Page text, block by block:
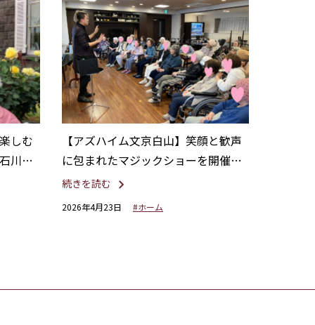
しむ
川後
【アズハイム文京白山】笑顔と歓声
に包まれたマジックショーを開催し
ました。
続きを読む
2026年4月23日 #ホーム